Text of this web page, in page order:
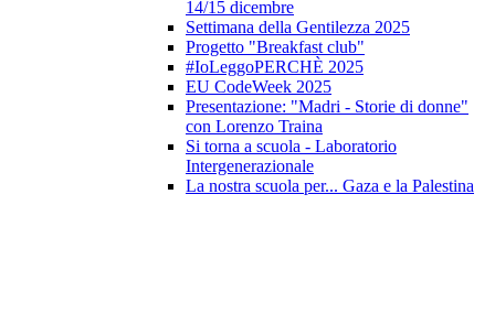
14/15 dicembre
Settimana della Gentilezza 2025
Progetto "Breakfast club"
#IoLeggoPERCHÈ 2025
EU CodeWeek 2025
Presentazione: "Madri - Storie di donne"
con Lorenzo Traina
Si torna a scuola - Laboratorio
Intergenerazionale
La nostra scuola per... Gaza e la Palestina